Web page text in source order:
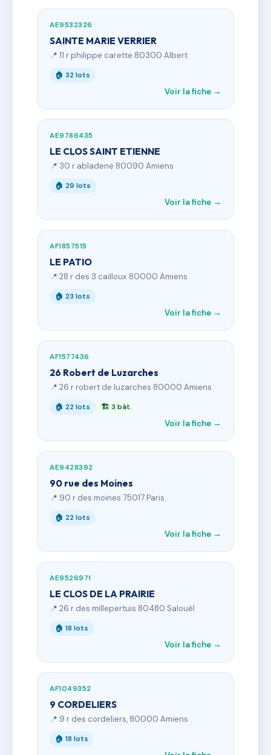
AE9532326
SAINTE MARIE VERRIER
📍 11 r philippe carette 80300 Albert
🏠 32 lots
Voir la fiche →
AE9786435
LE CLOS SAINT ETIENNE
📍 30 r abladene 80090 Amiens
🏠 29 lots
Voir la fiche →
AF1857515
LE PATIO
📍 28 r des 3 cailloux 80000 Amiens
🏠 23 lots
Voir la fiche →
AF1577436
26 Robert de Luzarches
📍 26 r robert de luzarches 80000 Amiens
🏠 22 lots 🏗 3 bât.
Voir la fiche →
AE9428392
90 rue des Moines
📍 90 r des moines 75017 Paris
🏠 22 lots
Voir la fiche →
AE9526971
LE CLOS DE LA PRAIRIE
📍 26 r des millepertuis 80480 Salouël
🏠 18 lots
Voir la fiche →
AF1049352
9 CORDELIERS
📍 9 r des cordeliers, 80000 Amiens
🏠 18 lots